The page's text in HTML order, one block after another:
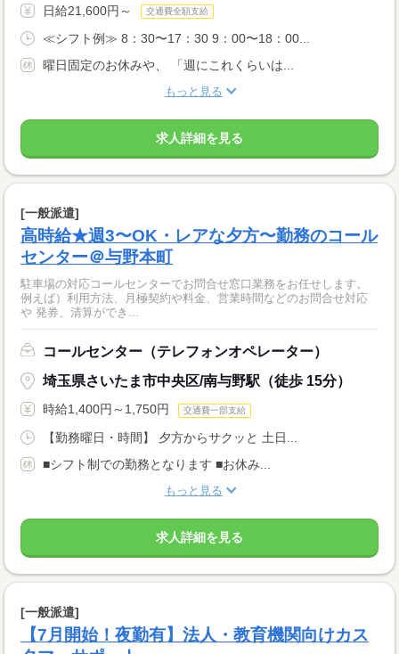
日給21,600円～ 交通費全額支給
≪シフト例≫ 8：30〜17：30 9：00〜18：00...
曜日固定のお休みや、 「週にこれくらいは...
もっと見る
求人詳細を見る
[一般派遣]
高時給★週3〜OK・レアな夕方〜勤務のコール
センター＠与野本町
駐車場の対応コールセンターでお問合せ窓口業務をお任せします。
例えば）利用方法、月極契約や料金、営業時間などのお問合せ対応
や 発券、清算ができ...
コールセンター（テレフォンオペレーター）
埼玉県さいたま市中央区/南与野駅（徒歩 15分）
時給1,400円～1,750円 交通費一部支給
【勤務曜日・時間】 夕方からサクッと 土日...
■シフト制での勤務となります ■お休み...
もっと見る
求人詳細を見る
[一般派遣]
【7月開始！夜勤有】法人・教育機関向けカス